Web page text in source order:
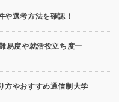
選考方法を確認！
易度や就活役立ち度一
方やおすすめ通信制大学